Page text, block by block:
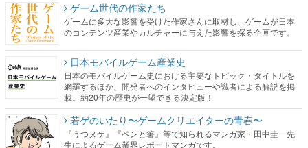
ゲーム世代の作家たち
ゲームに多大な影響を受けた作家さんに取材し、ゲームが日本
のコンテンツ産業やカルチャーに与えた影響を探る企画です。
日本モバイルゲーム産業史
日本のモバイルゲーム史における主要なトピック・タイトルを
網羅するほか、開発者へのインタビューや識者による解説を掲
載。約20年の歴史が一望できる決定版！
若ゲのいたり〜ゲームクリエイターの青春〜
『うつヌケ』『ペンと箸』等で知られるマンガ家・田中圭一先
生によるゲーム業界レポートマンガです。